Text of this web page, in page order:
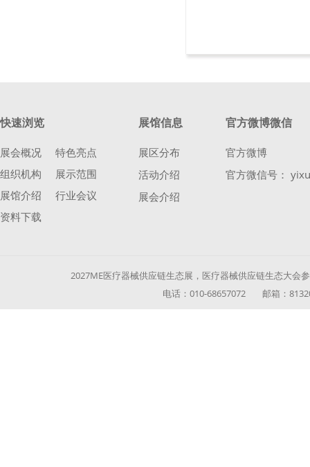
快速浏览
展会概况
特色亮点
组织机构
展示范围
展馆介绍
行业会议
资料下载
展馆信息
展区分布
活动介绍
展会介绍
官方微博微信
官方微博
官方微信号：
2027ME医疗器械供应链生态展，医疗器械供应链生态大
电话：010-68657072 邮箱：